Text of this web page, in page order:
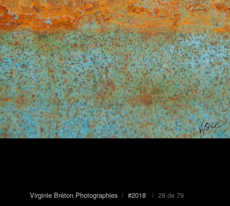
Virginie Bréton Photographies / #2018 / 28 de 79